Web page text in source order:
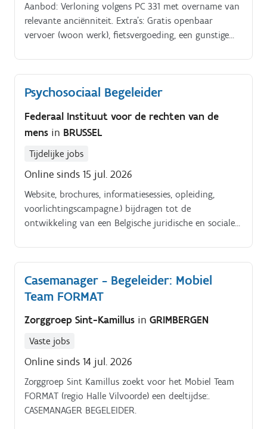
Aanbod: Verloning volgens PC 331 met overname van
relevante anciënniteit. Extra's: Gratis openbaar
vervoer (woon werk), fietsvergoeding, een gunstige
Psychosociaal Begeleider
Federaal Instituut voor de rechten van de
mens in BRUSSEL
Tijdelijke jobs
Online sinds 15 jul. 2026
Website, brochures, informatiesessies, opleiding,
voorlichtingscampagne.) bijdragen tot de
ontwikkeling van een Belgische juridische en sociale
uitvoering van de wettelijke bepalingen inzake
klokkenluiders. Samen met uw collega('s) zorgen voor
een geïntegreerde aanpak van de problematiek vanuit
juridisch, sociaal, psychosociaal en communicatief
Casemanager - Begeleider: Mobiel
Team FORMAT
Zorggroep Sint-Kamillus in GRIMBERGEN
Vaste jobs
Online sinds 14 jul. 2026
Zorggroep Sint Kamillus zoekt voor het Mobiel Team
FORMAT (regio Halle Vilvoorde) een deeltijdse:.
CASEMANAGER BEGELEIDER.